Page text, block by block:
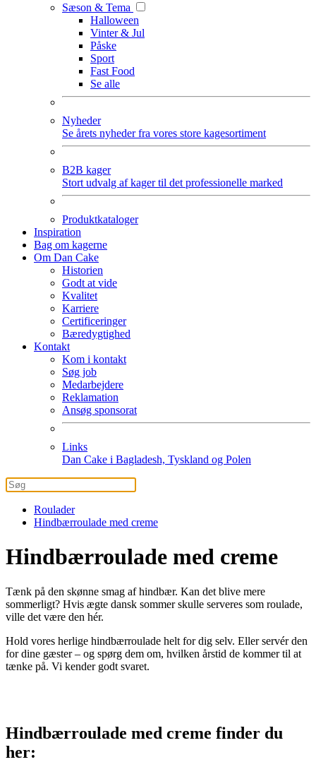
Sæson & Tema
Halloween
Vinter & Jul
Påske
Sport
Fast Food
Se alle
Nyheder
Se årets nyheder fra vores store kagesortiment
B2B kager
Stort udvalg af kager til det professionelle marked
Produktkataloger
Inspiration
Bag om kagerne
Om Dan Cake
Historien
Godt at vide
Kvalitet
Karriere
Certificeringer
Bæredygtighed
Kontakt
Kom i kontakt
Søg job
Medarbejdere
Reklamation
Ansøg sponsorat
Links
Dan Cake i Bagladesh, Tyskland og Polen
Roulader
Hindbærroulade med creme
Hindbærroulade med creme
Tænk på den skønne smag af hindbær. Kan det blive mere
sommerligt? Hvis ægte dansk sommer skulle serveres som roulade,
ville det være den hér.
Hold vores herlige hindbærroulade helt for dig selv. Eller servér den
for dine gæster – og spørg dem om, hvilken årstid de kommer til at
tænke på. Vi kender godt svaret.
Hindbærroulade med creme finder du
her: